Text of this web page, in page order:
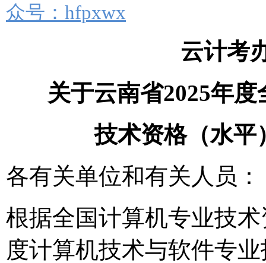
众号：hfpxwx
云计考
关于云南省2025年
技术资格（水平
各有关单位和有关人员：
根据全国计算机专业技
度计算机技术与软件专